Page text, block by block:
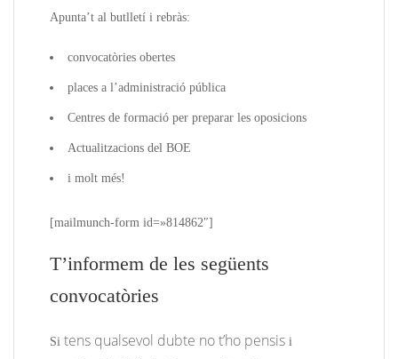
Apunta’t al butlletí i rebràs:
convocatòries obertes
places a l’administració pública
Centres de formació per preparar les oposicions
Actualitzacions del BOE
i molt més!
[mailmunch-form id=»814862″]
T’informem de les següents
convocatòries
Si tens qualsevol dubte no t’ho pensis i